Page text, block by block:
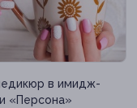
в имидж-
«Персона»